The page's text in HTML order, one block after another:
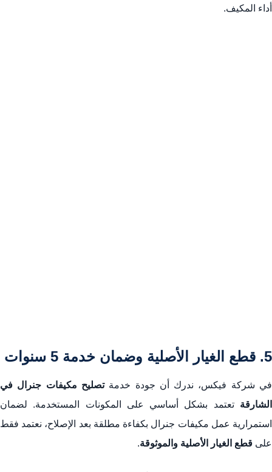
أداء المكيف.
5. قطع الغيار الأصلية وضمان خدمة 5 سنوات
في شركة فيكس، ندرك أن جودة خدمةتصليح مكيفات جنرال في
الشارقة تعتمد بشكل أساسي على المكونات المستخدمة. لضمان
استمرارية عمل مكيفات جنرال بكفاءة مطلقة بعد الإصلاح، نعتمد فقط
على قطع الغيار الأصلية والموثوقة.